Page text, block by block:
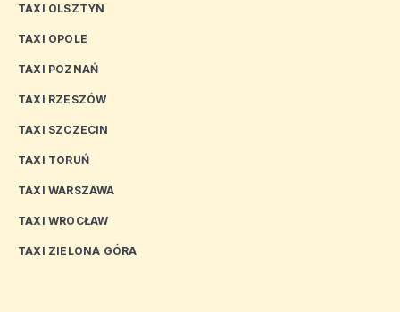
TAXI OLSZTYN
TAXI OPOLE
TAXI POZNAŃ
TAXI RZESZÓW
TAXI SZCZECIN
TAXI TORUŃ
TAXI WARSZAWA
TAXI WROCŁAW
TAXI ZIELONA GÓRA